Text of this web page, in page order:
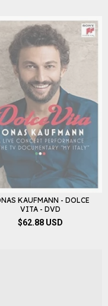
KAUFMANN - DOLCE
VITA - DVD
$62.88 USD